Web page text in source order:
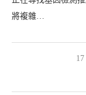
將複雜…